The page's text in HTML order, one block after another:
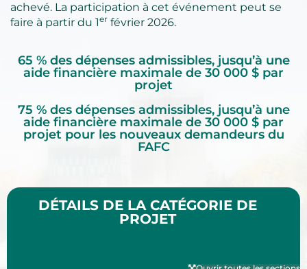
achevé. La participation à cet événement peut se
faire à partir du 1er février 2026.
65 % des dépenses admissibles, jusqu’à une
aide financière maximale de 30 000 $ par
projet
75 % des dépenses admissibles, jusqu’à une
aide financière maximale de 30 000 $ par
projet pour les nouveaux demandeurs du
FAFC
DÉTAILS DE LA CATÉGORIE DE
PROJET